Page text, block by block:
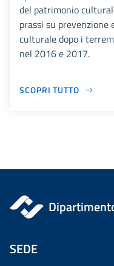
del patrimonio
prassi su prevenzione
culturale dopo i
nel 2016 e 2017.
SCOPRI TUTTO
SEDE